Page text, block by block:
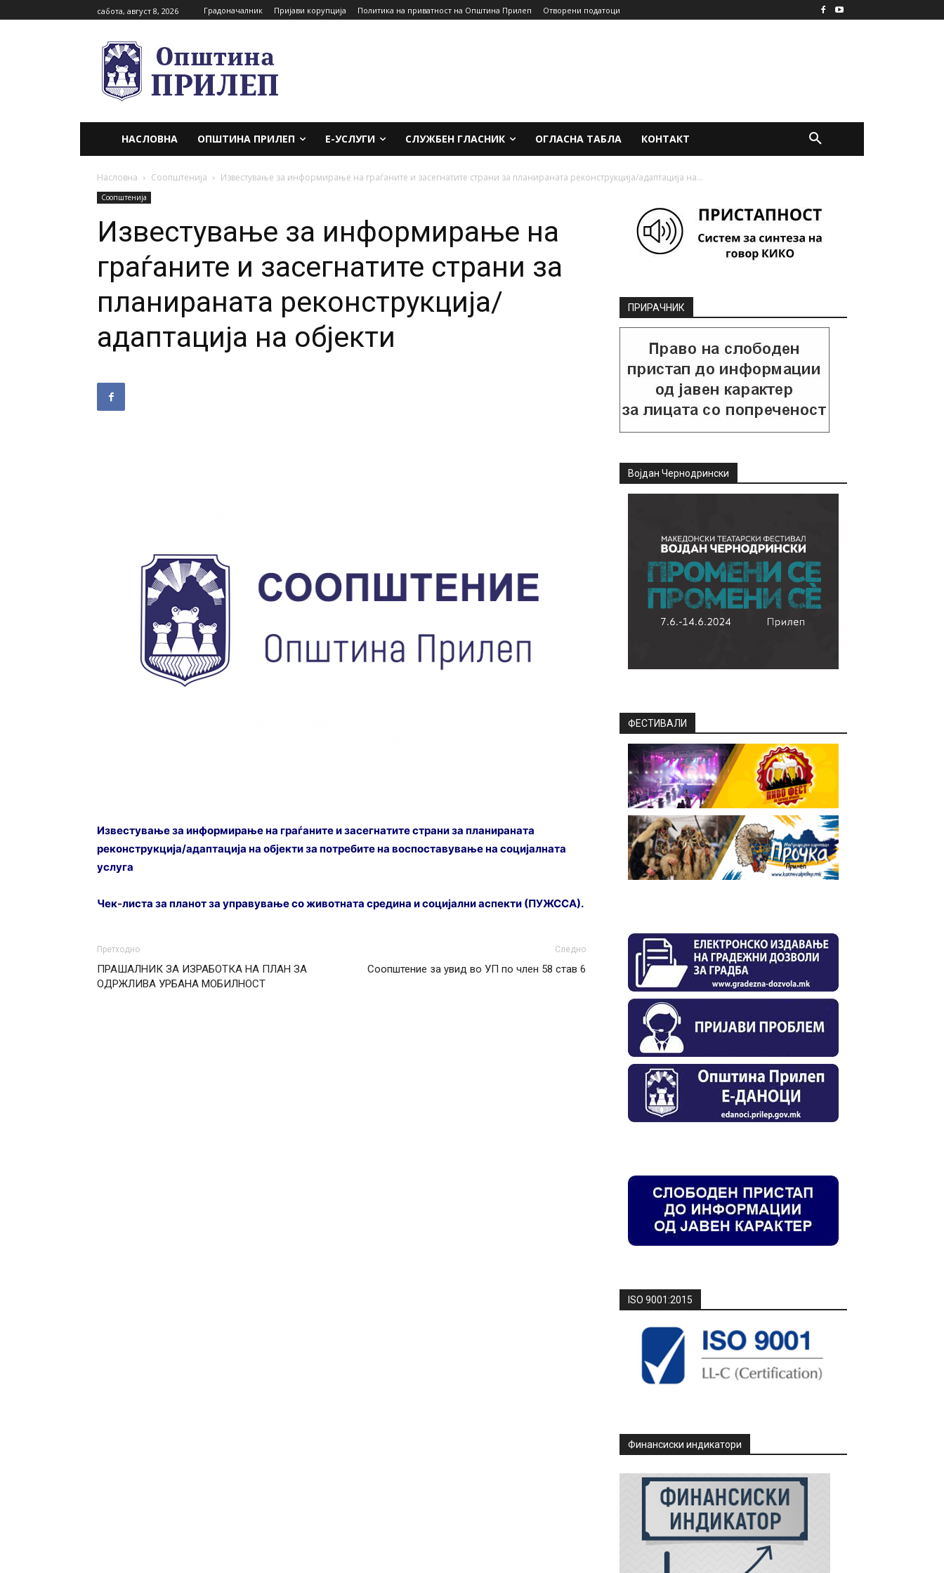
сабота, август 8, 2026 Градоначалник Пријави корупција Политика на приватност на Општина Прилеп Отворени податоци
НАСЛОВНА ОПШТИНА ПРИЛЕП Е-УСЛУГИ СЛУЖБЕН ГЛАСНИК ОГЛАСНА ТАБЛА КОНТАКТ
Насловна Соопштенија Известување за информирање на граѓаните и засегнатите страни за планираната реконструкција/адаптација на...
Соопштенија
Известување за информирање на
граѓаните и засегнатите страни за
планираната реконструкција/
адаптација на објекти
Известување за информирање на граѓаните и засегнатите страни за планираната
реконструкција/адаптација на објектиза потребите на воспоставување на социјалната
услуга
Чек-листа за планот за управување со животната средина и социјални аспекти (ПУЖССА).
Претходно
ПРАШАЛНИК ЗА ИЗРАБОТКА НА ПЛАН ЗА
ОДРЖЛИВА УРБАНА МОБИЛНОСТ
Следно
Соопштение за увид во УП по член 58 став 6
ПРИРАЧНИК
Војдан Чернодрински
ФЕСТИВАЛИ
ISO 9001:2015
Финансиски индикатори